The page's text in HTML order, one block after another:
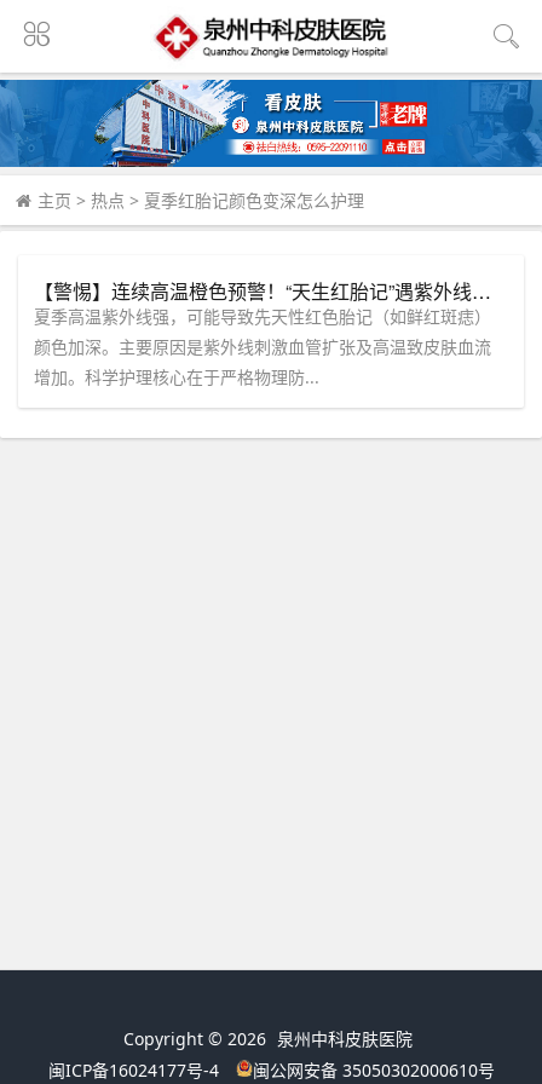
主页 > 热点 > 夏季红胎记颜色变深怎么护理
【警惕】连续高温橙色预警！“天生红胎记”遇紫外线极易变深，泉州中科支招夏季祛红胎记。
夏季高温紫外线强，可能导致先天性红色胎记（如鲜红斑痣）
颜色加深。主要原因是紫外线刺激血管扩张及高温致皮肤血流
增加。科学护理核心在于严格物理防...
Copyright © 2026 泉州中科皮肤医院
闽ICP备16024177号-4
闽公网安备 35050302000610号